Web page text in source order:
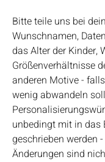
Bitte teile uns bei
Wunschnamen,
das Alter der Kinder,
Größenverhältnisse
anderen Motive -
wenig abwandeln
unbedingt mit in das
geschrieben werden
Änderungen sind